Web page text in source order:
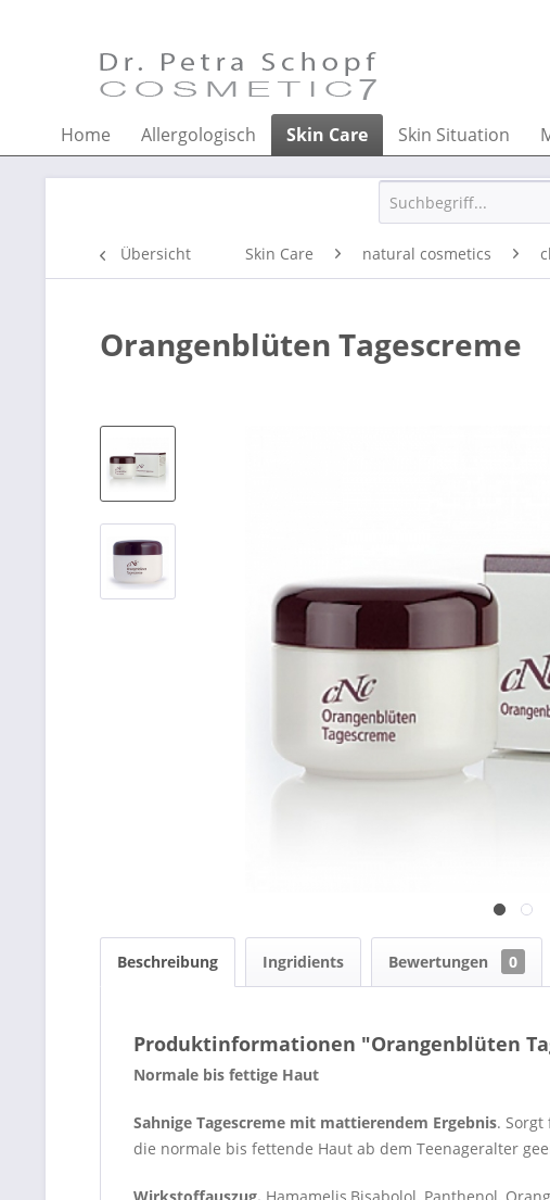
Home Allergologisch Skin Care Skin Situation
Übersicht Skin Care natural cosmetics
Orangenblüten Tagescreme
Beschreibung Ingridients Bewertungen 0
Produktinformationen "Orangenblüten
Normale bis fettige Haut
Sahnige Tagescreme mit mattierendem Ergebnis.
die normale bis fettende Haut ab dem Teenageralter